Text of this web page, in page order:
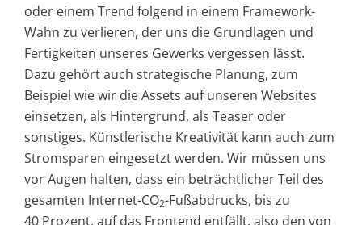
oder einem Trend folgend in einem Framework-
Wahn zu verlieren, der uns die Grundlagen und
Fertigkeiten unseres Gewerks vergessen lässt.
Dazu gehört auch strategische Planung, zum
Beispiel wie wir die Assets auf unseren Websites
einsetzen, als Hintergrund, als Teaser oder
sonstiges. Künstlerische Kreativität kann auch zum
Stromsparen eingesetzt werden. Wir müssen uns
vor Augen halten, dass ein beträchtlicher Teil des
gesamten Internet-CO2-Fußabdrucks, bis zu
40 Prozent, auf das Frontend entfällt, also den von